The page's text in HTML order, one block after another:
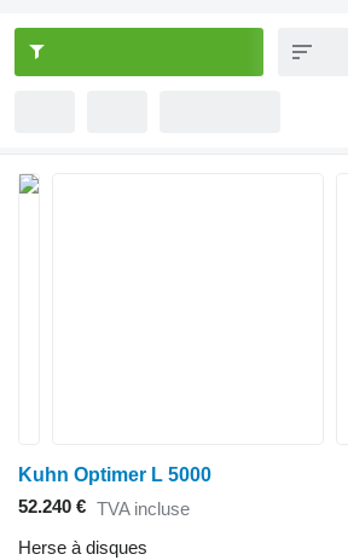
Kuhn Optimer L 5000
52.240 € TVA incluse
Herse à disques